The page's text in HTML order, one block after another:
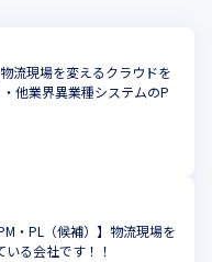
流現場を変えるクラウドを
他業界異業種システムのP
・PL（候補）】物流現場を
る会社です！！